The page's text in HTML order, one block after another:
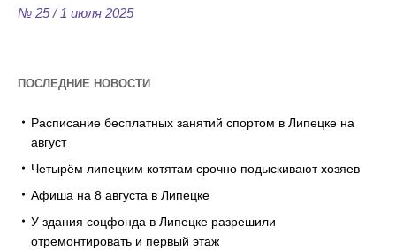
№ 25 / 1 июля 2025
ПОСЛЕДНИЕ НОВОСТИ
Расписание бесплатных занятий спортом в Липецке на
август
Четырём липецким котятам срочно подыскивают хозяев
Афиша на 8 августа в Липецке
У здания соцфонда в Липецке разрешили
отремонтировать и первый этаж